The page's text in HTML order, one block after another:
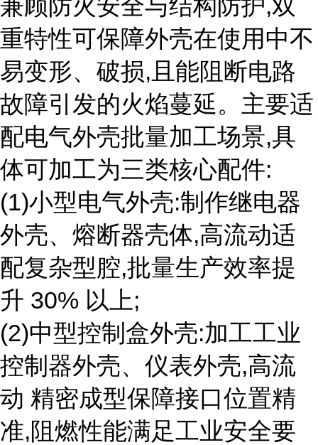
兼顾防火安全与结构防护,双
重特性可保障外壳在使用中不
易变形、破损,且能阻断电路
故障引发的火焰蔓延。主要适
配电气外壳批量加工场景,具
体可加工为三类核心配件:
(1)小型电气外壳:制作继电器
外壳、熔断器壳体,高流动适
配复杂型腔,批量生产效率提
升 30% 以上;
(2)中型控制盒外壳:加工工业
控制器外壳、仪表外壳,高流
动 精密成型保障接口位置精
准,阻燃性能满足工业安全要